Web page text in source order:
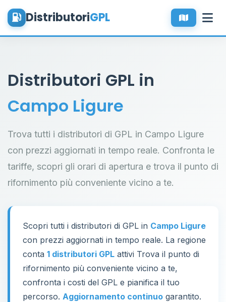
DistributoriGPL
Distributori GPL in
Campo Ligure
Trova tutti i distributori di GPL in Campo Ligure
con prezzi aggiornati in tempo reale. Confronta le
tariffe, scopri gli orari di apertura e trova il punto di
rifornimento più conveniente vicino a te.
Scopri tutti i distributori di GPL in Campo Ligure
con prezzi aggiornati in tempo reale. La regione
conta 1 distributori GPL attivi Trova il punto di
rifornimento più conveniente vicino a te,
confronta i costi del GPL e pianifica il tuo
percorso. Aggiornamento continuo garantito.